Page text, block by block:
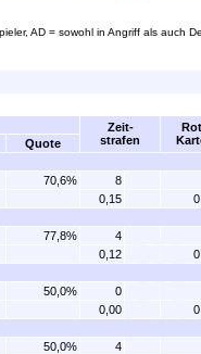
AD = sowohl in Angriff als auch
Zeit-
strafen
Quote
70,6% 8
0,15
77,8% 4
0,12
50,0% 0
0,00
50,0% 4